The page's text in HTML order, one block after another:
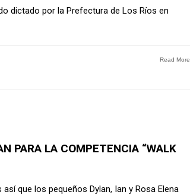
dictado por la Prefectura de Los Ríos en
Read More
PARA LA COMPETENCIA “WALK
que los pequeños Dylan, Ian y Rosa Elena